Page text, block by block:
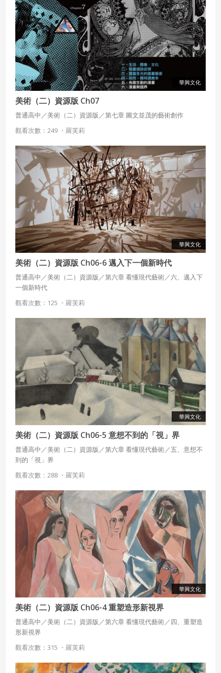
華興文化
美術（二）資源版 Ch07
普通高中／美術（二）資源版／第七章 圖文並茂的藝術創作
觀看次數：249 ・ 羅芙莉
華興文化
美術（二）資源版 Ch06-6 邁入下一個新時代
普通高中／美術（二）資源版／第六章 看懂現代藝術／六、邁入下
一個新時代
觀看次數：125 ・ 羅芙莉
華興文化
美術（二）資源版 Ch06-5 意想不到的「視」界
普通高中／美術（二）資源版／第六章 看懂現代藝術／五、意想不
到的「視」界
觀看次數：288 ・ 羅芙莉
華興文化
美術（二）資源版 Ch06-4 重塑造形新視界
普通高中／美術（二）資源版／第六章 看懂現代藝術／四、重塑造
形新視界
觀看次數：315 ・ 羅芙莉
使用 Facebook 帳號登入
使用 Google 帳號登入
還沒有註冊帳號嗎？點擊立刻註冊
想起密碼了嗎？點擊
使用 Google 帳號註冊
已閱讀使用條款和隱私政策
已經有註冊帳號了嗎？點擊立刻登入
緣會員有意願吉寶知識系統（本系統），經註冊本
系統表示您同意會員合約：
一、定義條款
授權內容：係指吉寶系統有限公司（吉寶系統公司）所有或
經授權使用而置放於吉寶知識系統網站或系統內之著作物。
衍生著作：係指就授權內容改作之創作。
二、會員規範
會員同意遵守本系統之會員規範、著作權條款及隱私權政
策。
違反前項約定者，本系統得終止會員資格。
三、著作權授權
會員得於本系統內使用授權內容，除經著作權人有標示採取
創用CC授權或其他授權者，會員不得重製、轉載、散布或類
似方法流通授權內容。
本系統防盜拷措施或類似措施，會員不得予以破解、破壞或
以其他方法規避。
會員使用本系統之費用，由吉寶系統公司定之並按月收取。
吉寶系統公司得不定期公告與調整費用。
公司得於該著作權存續期間內無償使用，包括再授權之權
本條約定不因本合約終止而失效。
五、聲明保證
會員聲明並保證會員於使用本系統時創作、上傳或張貼的著
作物，會員享有所有權或經合法授權。
如會員違反前項約定致吉寶系統公司遭追訴、請求或求償
者，吉寶系統公司應立即通知會員，必要時本系統得移除爭
議內容。會員應協助相關程序並負擔吉寶系統公司因此所生
支出（包括律師費用）、損害及損失。
六、終止
會員違反本合約或本系統任一規定者，吉寶系統公司得終止
本合約終止後，會員不得對吉寶系統公司主張任何費用、補
償或賠償。
七、合意管轄
雙方合意專以臺灣臺北地方法院為第一審管轄法
院。
我同意上述會員條款
同意上述條款，確定註冊